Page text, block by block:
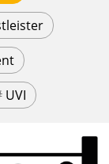
UVI